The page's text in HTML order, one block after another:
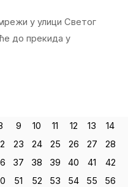
у улици Светог
до прекида у
9 10 11 12 13
14
23 24 25 26 27
28
37 38 39 40 41
42
51 52 53 54 55
56